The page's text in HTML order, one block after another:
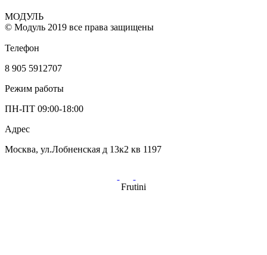
МОДУЛЬ
© Модуль 2019 все права защищены
Телефон
8 905 5912707
Режим работы
ПН-ПТ 09:00-18:00
Адрес
Москва, ул.Лобненская д 13к2 кв 1197
Frutini